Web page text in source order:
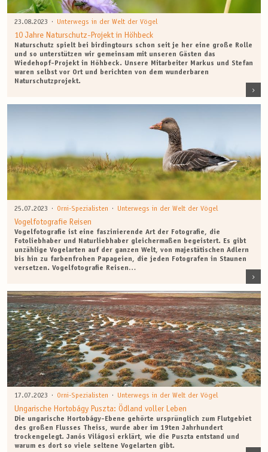
23.08.2023 · Unterwegs in der Welt der Vögel
10 Jahre Naturschutz-Projekt in Höhbeck
Naturschutz spielt bei birdingtours schon seit je her eine große Rolle
und so unterstützen wir gemeinsam mit unseren Gästen das
Wiedehopf-Projekt in Höhbeck. Unsere Mitarbeiter Markus und Stefan
waren selbst vor Ort und berichten von dem wunderbaren
Naturschutzprojekt.
25.07.2023 · Orni-Spezialisten · Unterwegs in der Welt der Vögel
Vogelfotografie Reisen
Vogelfotografie ist eine faszinierende Art der Fotografie, die
Fotoliebhaber und Naturliebhaber gleichermaßen begeistert. Es gibt
unzählige Vogelarten auf der ganzen Welt, von majestätischen Adlern
bis hin zu farbenfrohen Papageien, die jeden Fotografen in Staunen
versetzen. Vogelfotografie Reisen…
17.07.2023 · Orni-Spezialisten · Unterwegs in der Welt der Vögel
Ungarische Hortobágy Puszta: Ödland voller Leben
Die ungarische Hortobágy-Ebene gehörte ursprünglich zum Flutgebiet
des großen Flusses Theiss, wurde aber im 19ten Jahrhundert
trockengelegt. Janós Világosi erklärt, wie die Puszta entstand und
warum es dort so viele seltene Vogelarten gibt.